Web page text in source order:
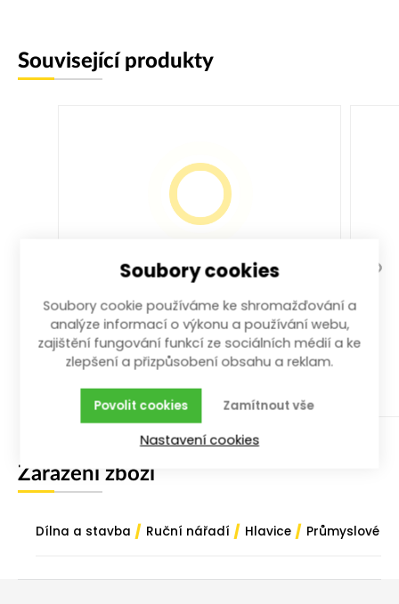
Související produkty
ráčna přepínací 3/4" 510 mm s
vyhaz. 24z.
510 mm; 3/4"
více než 10 ks
Koupit
Zařazení zboží
Dílna a stavba / Ruční nářadí / Hlavice / Průmyslové
Soubory cookies
Soubory cookie používáme ke shromažďování a
analýze informací o výkonu a používání webu,
zajištění fungování funkcí ze sociálních médií a ke
zlepšení a přizpůsobení obsahu a reklam.
Zamítnout vše
Povolit cookies
Nastavení cookies